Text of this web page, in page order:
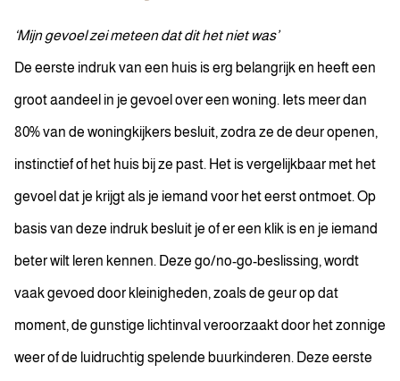
‘Mijn gevoel zei meteen dat dit het niet was’
De eerste indruk van een huis is erg belangrijk en heeft een
groot aandeel in je gevoel over een woning. Iets meer dan
80% van de woningkijkers besluit, zodra ze de deur openen,
instinctief of het huis bij ze past. Het is vergelijkbaar met het
gevoel dat je krijgt als je iemand voor het eerst ontmoet. Op
basis van deze indruk besluit je of er een klik is en je iemand
beter wilt leren kennen. Deze go/no-go-beslissing, wordt
vaak gevoed door kleinigheden, zoals de geur op dat
moment, de gunstige lichtinval veroorzaakt door het zonnige
weer of de luidruchtig spelende buurkinderen. Deze eerste